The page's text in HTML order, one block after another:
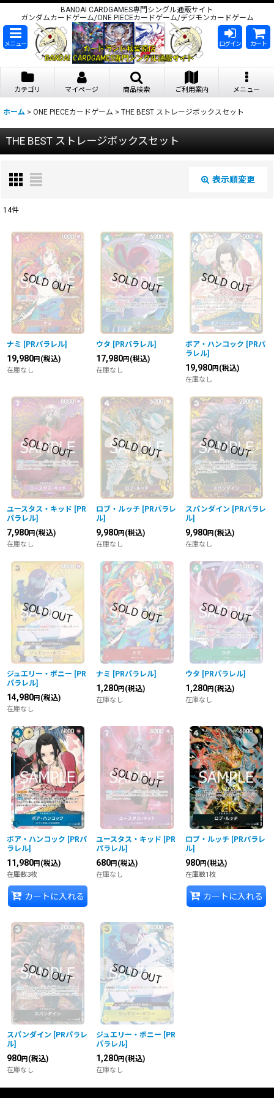
BANDAI CARDGAMES専門シングル通販サイト
ガンダムカードゲーム/ONE PIECEカードゲーム/デジモンカードゲーム
メニュー ログイン カート
カテゴリ マイページ 商品検索 ご利用案内 メニュー
ホーム > ONE PIECEカードゲーム > THE BEST ストレージボックスセット
THE BEST ストレージボックスセット
表示順変更
在庫あり
並び順:
絞り込む
14件
ナミ [PRパラレル]
19,980円 (税込)
在庫なし
ウタ [PRパラレル]
17,980円 (税込)
在庫なし
ボア・ハンコック [PRパ
ラレル]
19,980円 (税込)
在庫なし
ユースタス・キッド [PR
パラレル]
7,980円 (税込)
在庫なし
ロブ・ルッチ [PRパラレ
ル]
9,980円 (税込)
在庫なし
スパンダイン [PRパラレ
ル]
9,980円 (税込)
在庫なし
ジュエリー・ボニー [PR
パラレル]
14,980円 (税込)
在庫なし
ナミ [PRパラレル]
1,280円 (税込)
在庫なし
ウタ [PRパラレル]
1,280円 (税込)
在庫なし
ボア・ハンコック [PRパ
ラレル]
11,980円 (税込)
在庫数3枚
カートに入れる
ユースタス・キッド [PR
パラレル]
680円 (税込)
在庫なし
ロブ・ルッチ [PRパラレ
ル]
980円 (税込)
在庫数1枚
カートに入れる
スパンダイン [PRパラレ
ル]
980円 (税込)
在庫なし
ジュエリー・ボニー [PR
パラレル]
1,280円 (税込)
在庫なし